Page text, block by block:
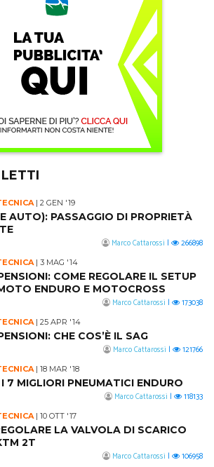
| 2 GEN '19
AUTO): PASSAGGIO DI PROPRIETÀ
Marco Cattarossi | 266898
| 3 MAG '14
COME REGOLARE IL SETUP
ENDURO E MOTOCROSS
Marco Cattarossi | 173038
| 25 APR '14
CHE COS’È IL SAG
Marco Cattarossi | 121766
| 18 MAR '18
7 MIGLIORI PNEUMATICI ENDURO
Marco Cattarossi | 118133
| 10 OTT '17
LA VALVOLA DI SCARICO
2T
Marco Cattarossi | 106958